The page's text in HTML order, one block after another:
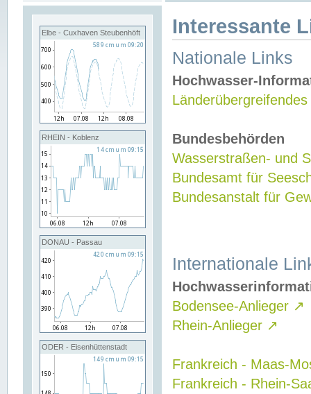
Elbe - Cuxhaven Steubenhöft
RHEIN - Koblenz
DONAU - Passau
ODER - Eisenhüttenstadt
Interessante
Nationale Links
Hochwasser-
Bundesbehörden
Wasserstraßen- und
Bundesamt für
Bundesanstalt für
Internationale
Bodensee-Anlieger ↗
Rhein-Anlieger ↗
Frankreich - Maas-
Frankreich - Rhein-